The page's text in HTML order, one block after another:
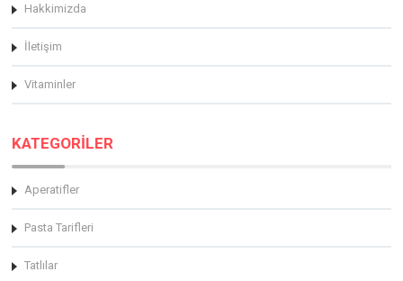
Hakkimizda
İletişim
Vitaminler
KATEGORİLER
Aperatifler
Pasta Tarifleri
Tatlılar